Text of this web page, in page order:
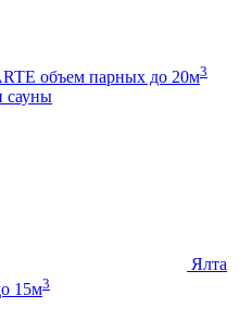
объем парных до 20м3
сауны
Ялта
15м3